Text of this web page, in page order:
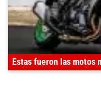
Estas fueron las motos